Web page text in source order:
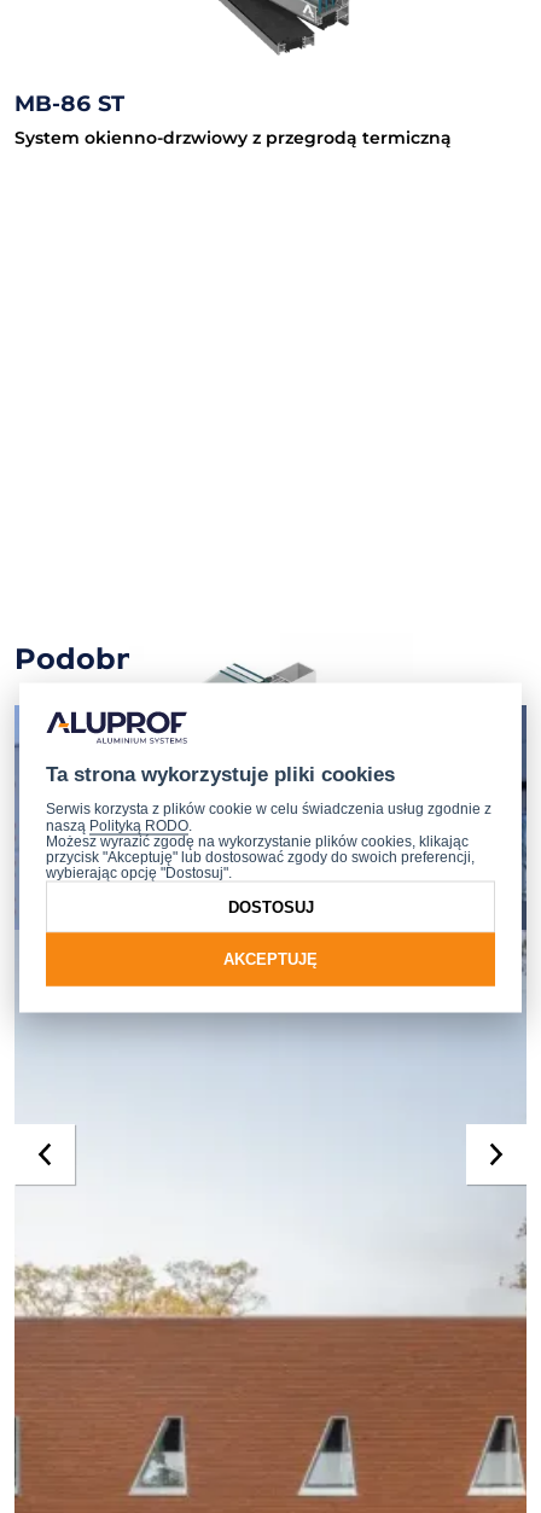
MB-86 ST
System okienno-drzwiowy z przegrodą termiczną
Ściana słupowo-ryglowa
Podobne obiekty
Ta strona wykorzystuje pliki cookies
Serwis korzysta z plików cookie w celu świadczenia usług zgodnie z
naszą Polityką RODO
Możesz wyrazić zgodę na wykorzystanie plików cookies, klikając
przycisk "Akceptuję" lub dostosować zgody do swoich preferencji,
wybierając opcję "Dostosuj".
AKCEPTUJĘ
DOSTOSUJ